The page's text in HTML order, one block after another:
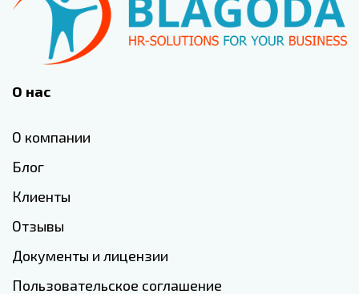
О нас
О компании
Блог
Клиенты
Отзывы
Документы и лицензии
Пользовательское соглашение